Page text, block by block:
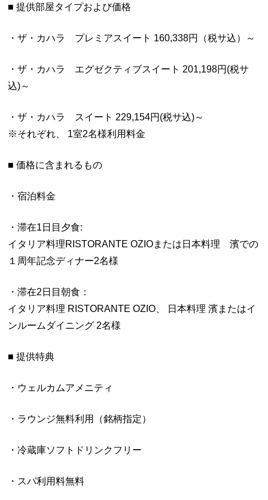
■ 提供部屋タイプおよび価格
・ザ・カハラ プレミアスイート 160,338円（税サ込）～
・ザ・カハラ エグゼクティブスイート 201,198円(税サ
込)～
・ザ・カハラ スイート 229,154円(税サ込)～
※それぞれ、 1室2名様利用料金
■ 価格に含まれるもの
・宿泊料金
・滞在1日目夕食:
イタリア料理RISTORANTE OZIOまたは日本料理 濱での
１周年記念ディナー2名様
・滞在2日目朝食：
イタリア料理 RISTORANTE OZIO、 日本料理 濱またはイ
ンルームダイニング 2名様
■ 提供特典
・ウェルカムアメニティ
・ラウンジ無料利用（銘柄指定）
・冷蔵庫ソフトドリンクフリー
・スパ利用料無料